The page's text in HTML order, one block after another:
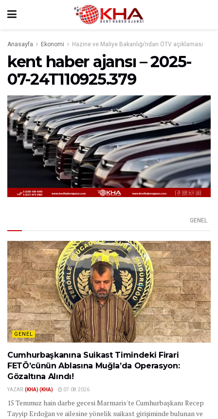
Anasayfa Ekonomi Hazine ve Maliye Bakanlığı’ndan ÖTV açıklaması
kent haber ajansı – 2025-
07-24T110925.379
GENEL
GENEL
Cumhurbaşkanına Suikast Timindeki Firari
FETÖ’cünün Ablasına Muğla’da Operasyon:
Gözaltına Alındı!
YAZAR:(KHA) (KHA) 07.08.2026
15 Temmuz hain darbe gecesi Marmaris'te Cumhurbaşkanı Recep
Tayyip Erdoğan ve ailesine yönelik suikast girişiminde bulunan ve